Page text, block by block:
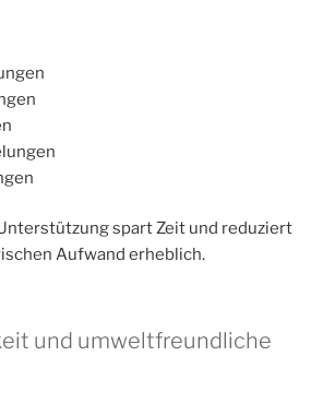
spart Zeit und reduziert
Aufwand erheblich.
und umweltfreundliche